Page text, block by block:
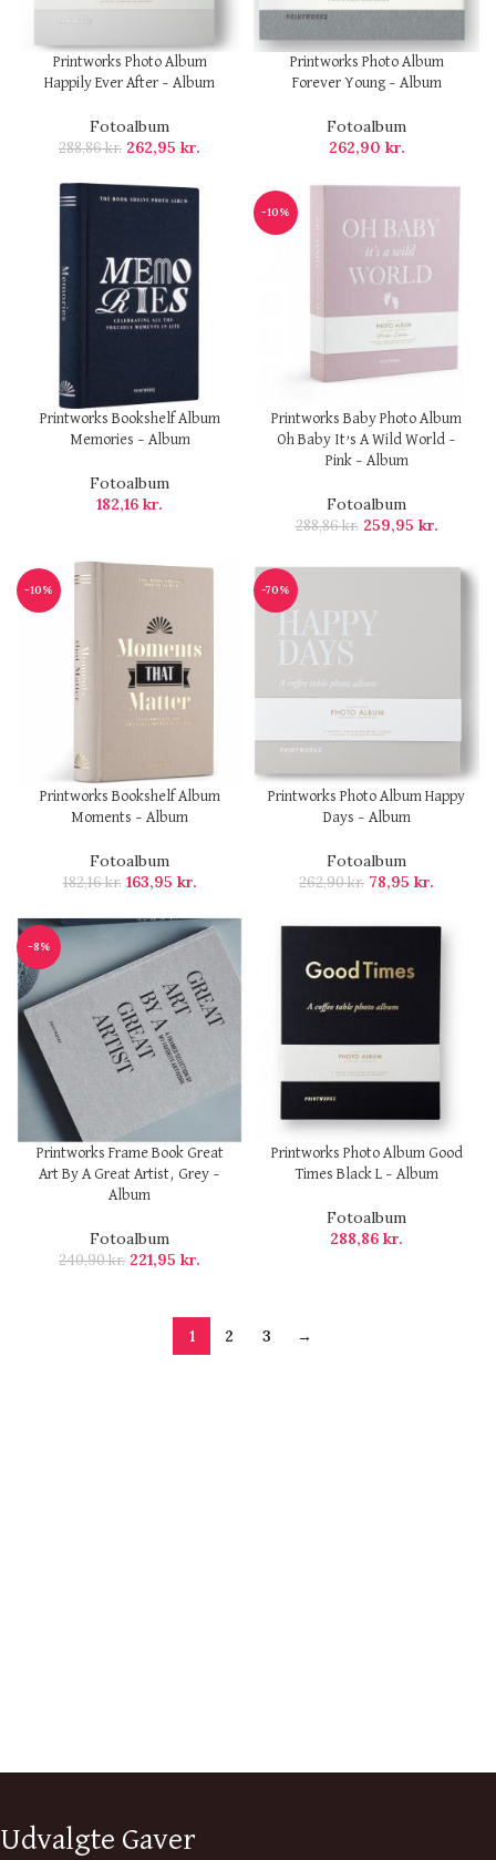
Printworks Photo Album
Happily Ever After – Album
Fotoalbum
288,86kr. 262,95 kr.
Printworks Photo Album
Forever Young – Album
Fotoalbum
262,90 kr.
Printworks Bookshelf Album
Memories – Album
Fotoalbum
182,16 kr.
-10%
Printworks Baby Photo Album
Oh Baby It’s A Wild World –
Pink – Album
Fotoalbum
288,86kr. 259,95 kr.
-10%
Printworks Bookshelf Album
Moments – Album
Fotoalbum
182,16kr. 163,95 kr.
-70%
Printworks Photo Album Happy
Days – Album
Fotoalbum
262,90kr. 78,95 kr.
-8%
Printworks Frame Book Great
Art By A Great Artist, Grey –
Album
Fotoalbum
240,90kr. 221,95 kr.
Printworks Photo Album Good
Times Black L – Album
Fotoalbum
288,86 kr.
1 2 3 →
Udvalgte Gaver